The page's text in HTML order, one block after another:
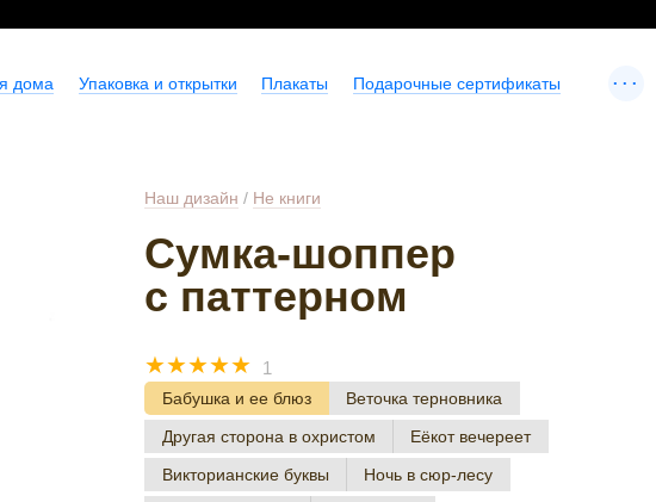
дома Упаковка и открытки Плакаты Подарочные сертификаты ...
Наш дизайн / Не книги
Сумка-шоппер
с паттерном
☆
☆
☆
☆
☆ 1
Бабушка и ее блюз
Веточка терновника
Другая сторона в охристом
Еёкот вечереет
Викторианские буквы
Ночь в сюр-лесу